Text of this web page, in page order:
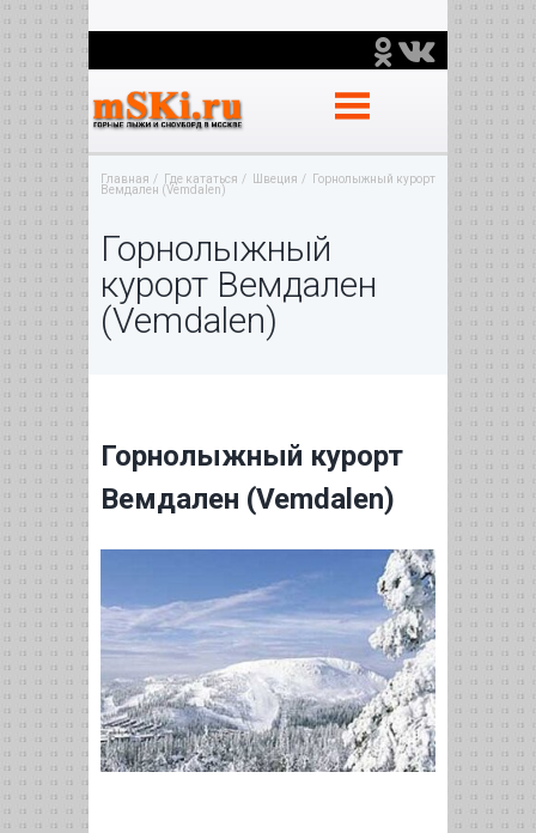
Главная Где кататься Швеция
Горнолыжный курорт
Вемдален (Vemdalen)
Горнолыжный
курорт Вемдален
(Vemdalen)
Горнолыжный курорт
Вемдален (Vemdalen)